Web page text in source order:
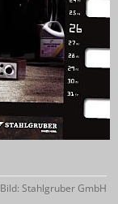
Bild: Stahlgruber GmbH